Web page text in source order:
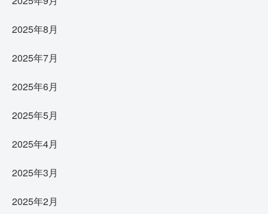
2025年8月
2025年7月
2025年6月
2025年5月
2025年4月
2025年3月
2025年2月